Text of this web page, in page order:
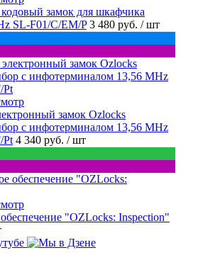
замок для шкафчика
SL-F01/C/EM/P 3 480 руб. / шт
замок Ozlocks
с инфотерминалом 13,56 MHz
Pt 4 340 руб. / шт
"OZLocks: Inspection"